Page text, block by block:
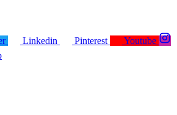
Linkedin Pinterest
Youtube